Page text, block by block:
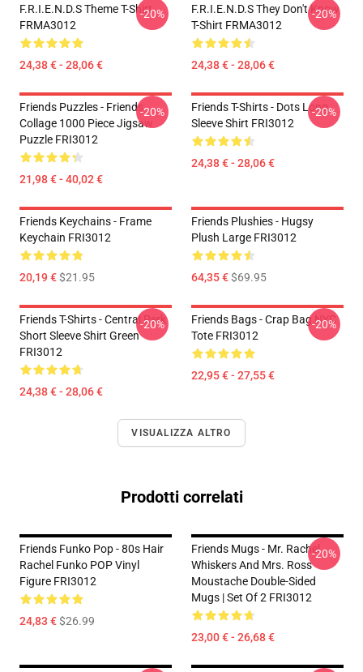
F.R.I.E.N.D.S Theme T-Shirt
FRMA3012
24,38 € - 28,06 €
-20%
F.R.I.E.N.D.S They Don't Know
T-Shirt FRMA3012
24,38 € - 28,06 €
-20%
Friends Puzzles - Friends
Collage 1000 Piece Jigsaw
Puzzle FRI3012
21,98 € - 40,02 €
-20%
Friends T-Shirts - Dots Long
Sleeve Shirt FRI3012
24,38 € - 28,06 €
-20%
Friends Keychains - Frame
Keychain FRI3012
20,19 €$21.95
Friends Plushies - Hugsy
Plush Large FRI3012
64,35 €$69.95
Friends T-Shirts - Central Perk
Short Sleeve Shirt Green
FRI3012
24,38 € - 28,06 €
-20%
Friends Bags - Crap Bag NYC
Tote FRI3012
22,95 € - 27,55 €
-20%
VISUALIZZA ALTRO
Prodotti correlati
Friends Funko Pop - 80s Hair
Rachel Funko POP Vinyl
Figure FRI3012
24,83 €$26.99
Friends Mugs - Mr. Rachel
Whiskers And Mrs. Ross
Moustache Double-Sided
Mugs | Set Of 2 FRI3012
23,00 € - 26,68 €
-20%